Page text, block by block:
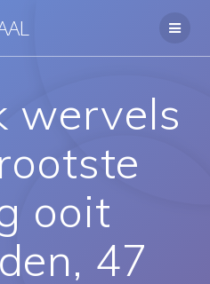
naar
wervels
ooit
47